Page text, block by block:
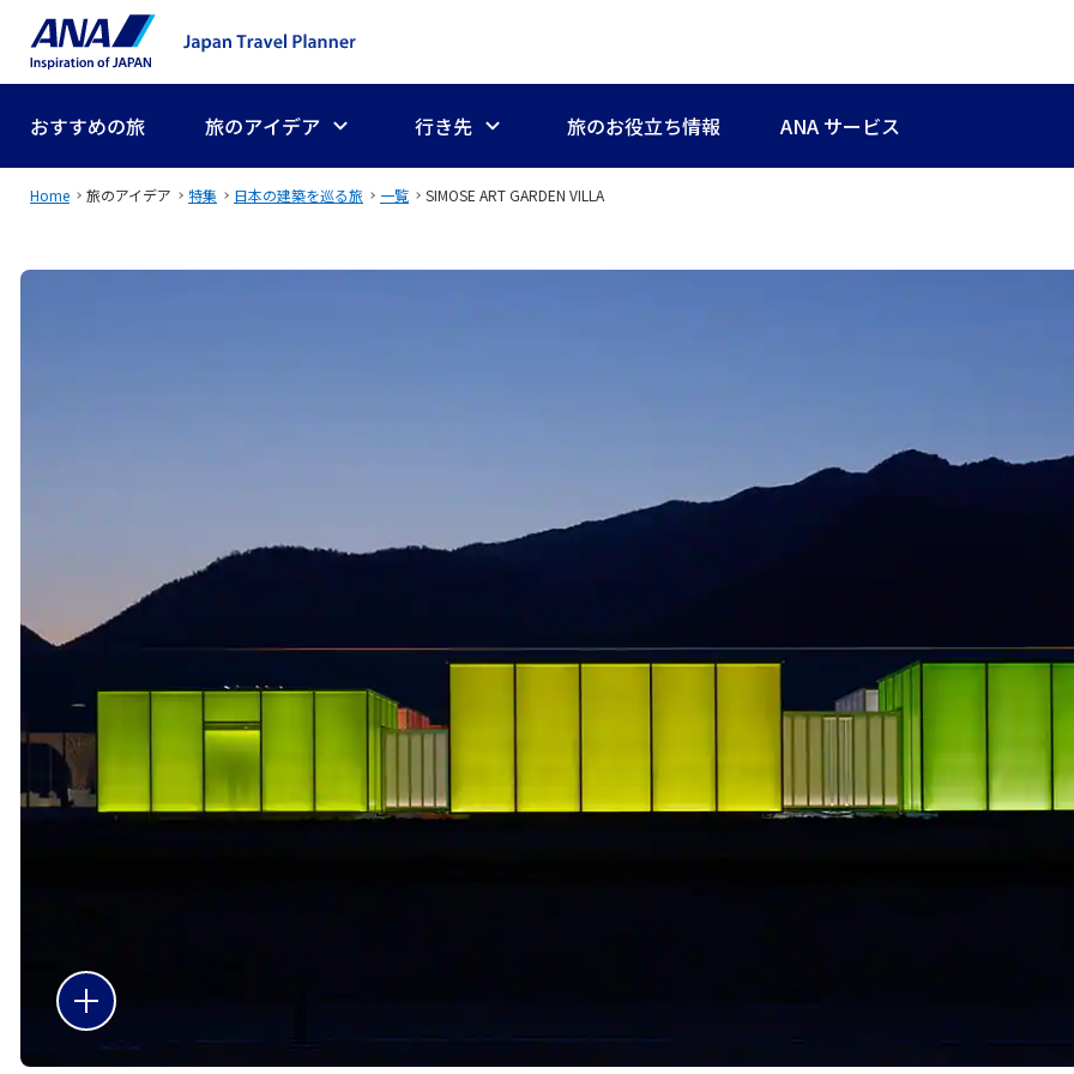
おすすめの旅 旅のアイデア 行き先 旅のお役立ち情報 ANA サービス
Home 旅のアイデア 特集 日本の建築を巡る旅 一覧 SIMOSE ART GARDEN VILLA